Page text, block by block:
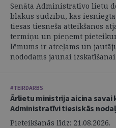
Senāta Administratīvo lietu
blakus sūdzību, kas
tiesas tiesneša atteikšanos
termiņu un pieņemt
lēmums ir atceļams un
nododams jaunai
#TEIRDARBS
Ārlietu ministrija aicina savai
Administratīvi tiesiskās
Pieteikšanās līdz: 21.08.2026.